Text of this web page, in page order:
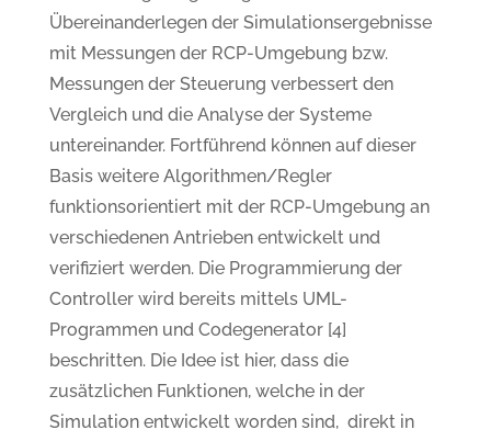
Übereinanderlegen der Simulationsergebnisse
mit Messungen der RCP-Umgebung bzw.
Messungen der Steuerung verbessert den
Vergleich und die Analyse der Systeme
untereinander. Fortführend können auf dieser
Basis weitere Algorithmen/Regler
funktionsorientiert mit der RCP-Umgebung an
verschiedenen Antrieben entwickelt und
verifiziert werden. Die Programmierung der
Controller wird bereits mittels UML-
Programmen und Codegenerator [4]
beschritten. Die Idee ist hier, dass die
zusätzlichen Funktionen, welche in der
Simulation entwickelt worden sind, direkt in